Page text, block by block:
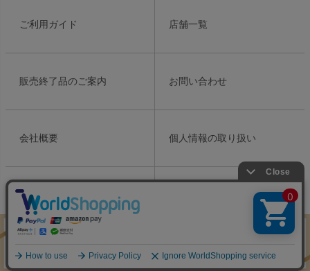
ご利用ガイド 店舗一覧
販売終了品のご案内 お問い合わせ
会社概要 個人情報の取り扱い
特定商取引法表示
Copyright ©2021 Meiko Cosmetics Ins. All Rights Reserved.